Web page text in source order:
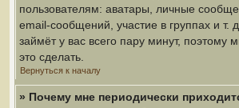
пользователям: аватары, личные
email-сообщений, участие в группах и т.
займёт у вас всего пару минут, поэтому
это сделать.
Вернуться к началу
» Почему мне периодически